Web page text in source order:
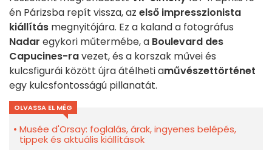
én Párizsba repít vissza, az első impresszionista
kiállítás megnyitójára. Ez a kaland a fotográfus
Nadar egykori műtermébe, a Boulevard des
Capucines-ravezet, és a korszak művei és
kulcsfigurái között újra átélheti aművészettörténet
egy kulcsfontosságú pillanatát.
OLVASSA EL MÉG
Musée d'Orsay: foglalás, árak, ingyenes belépés,
tippek és aktuális kiállítások